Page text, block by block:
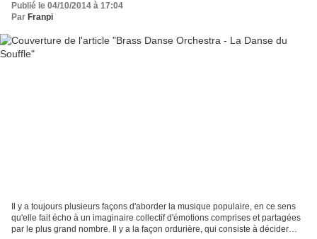
Publié le 04/10/2014 à 17:04
Par Franpi
Il y a toujours plusieurs façons d'aborder la musique populaire, en ce sens
qu'elle fait écho à un imaginaire collectif d'émotions comprises et partagées
par le plus grand nombre. Il y a la façon ordurière, qui consiste à décider